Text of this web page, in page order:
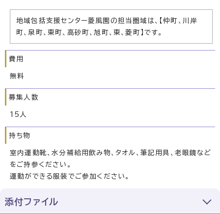
地域包括支援センター菱風園の担当圏域は、【仲町、川岸
町、泉町、東町、高砂町、旭町、東、菱町】です。
費用
無料
募集人数
15人
持ち物
室内運動靴、水分補給用飲み物、タオル、筆記用具、老眼鏡など
をご持参ください。
運動ができる服装でご参加ください。
添付ファイル